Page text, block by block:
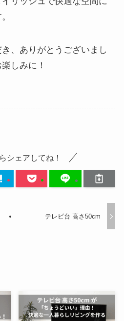
、ありがとうございまし
しみに！
シェアしてね！
テレビ台 高さ50cm